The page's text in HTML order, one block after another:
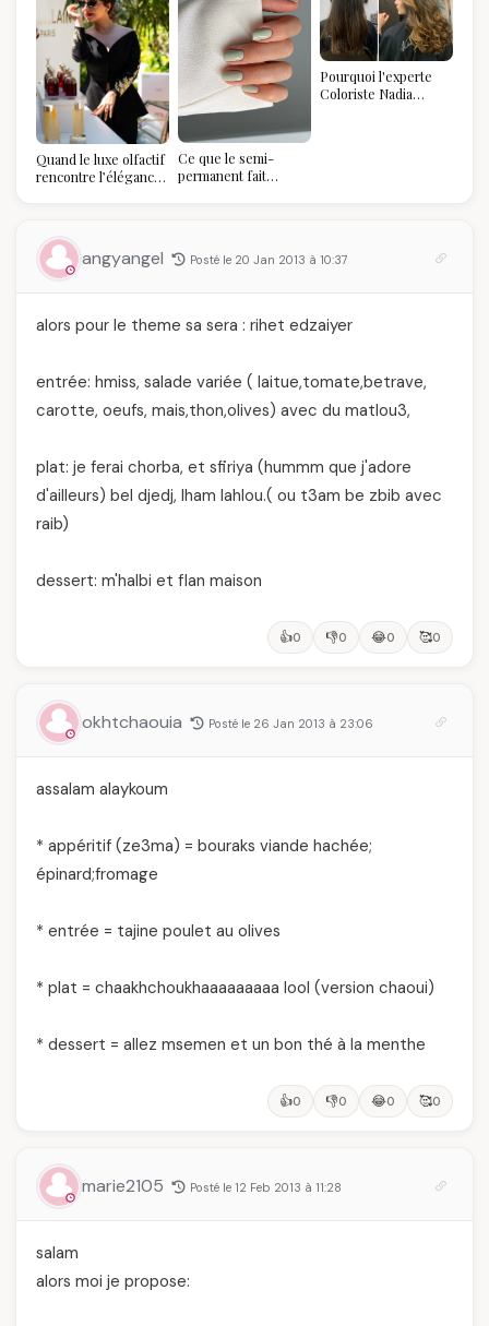
Quand le luxe olfactif
rencontre l’élégance
temps
Ce que le semi-
permanent fait
Pourquoi l'experte
Coloriste Nadia
angyangel Posté le 20 Jan 2013 à 10:37
alors pour le theme sa sera : rihet edzaiyer
entrée: hmiss, salade variée ( laitue,tomate,betrave,
carotte, oeufs, mais,thon,olives) avec du matlou3,
plat: je ferai chorba, et sfiriya (hummm que j'adore
d'ailleurs) bel djedj, lham lahlou.( ou t3am be zbib avec
raib)
dessert: m'halbi et flan maison
👍0 👎0 😂0 🥰0
okhtchaouia Posté le 26 Jan 2013 à 23:06
assalam alaykoum
* appéritif (ze3ma) = bouraks viande hachée;
épinard;fromage
* entrée = tajine poulet au olives
* plat = chaakhchoukhaaaaaaaaa lool (version chaoui)
* dessert = allez msemen et un bon thé à la menthe
👍0 👎0 😂0 🥰0
marie2105 Posté le 12 Feb 2013 à 11:28
salam
alors moi je propose: